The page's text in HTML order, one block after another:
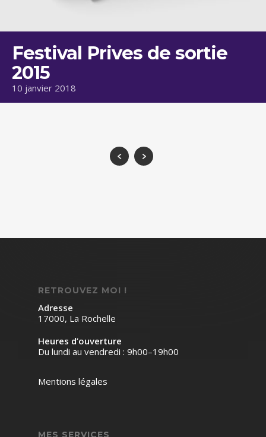
Festival Prives de sortie
2015
10 janvier 2018
RETROUVEZ MOI !
Adresse
17000, La Rochelle
Heures d’ouverture
Du lundi au vendredi : 9h00–19h00
Mentions légales
MES SERVICES